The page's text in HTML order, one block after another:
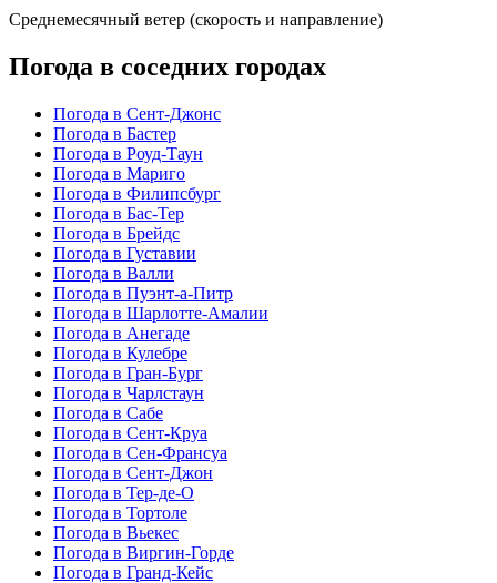
Среднемесячный ветер (скорость и направление)
Погода в соседних городах
Погода в Сент-Джонс
Погода в Бастер
Погода в Роуд-Таун
Погода в Мариго
Погода в Филипсбург
Погода в Бас-Тер
Погода в Брейдс
Погода в Густавии
Погода в Валли
Погода в Пуэнт-а-Питр
Погода в Шарлотте-Амалии
Погода в Анегаде
Погода в Кулебре
Погода в Гран-Бург
Погода в Чарлстаун
Погода в Сабе
Погода в Сент-Круа
Погода в Сен-Франсуа
Погода в Сент-Джон
Погода в Тер-де-О
Погода в Тортоле
Погода в Вьекес
Погода в Виргин-Горде
Погода в Гранд-Кейс